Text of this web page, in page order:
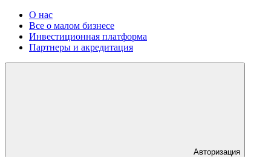
О нас
Все о малом бизнесе
Инвестиционная платформа
Партнеры и акредитация
Авторизация